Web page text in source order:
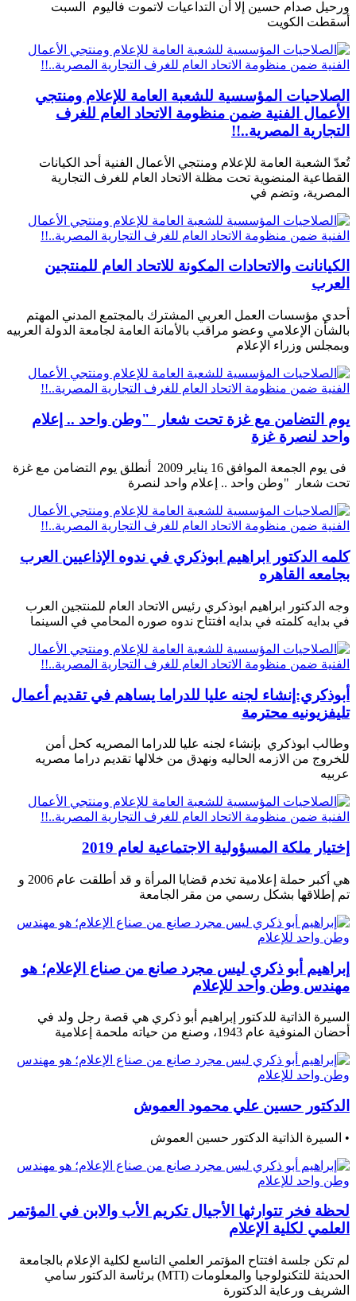
ورحيل صدام حسين إلا أن التداعيات لاتموت فاليوم السبت
أسقطت الكويت
الصلاحيات المؤسسية للشعبة العامة للإعلام ومنتجي
الأعمال الفنية ضمن منظومة الاتحاد العام للغرف
التجارية المصرية..!!
تُعدّ الشعبة العامة للإعلام ومنتجي الأعمال الفنية أحد الكيانات
القطاعية المنضوية تحت مظلة الاتحاد العام للغرف التجارية
المصرية، وتضم في
الكيانانت والاتحادات المكونة للاتحاد العام للمنتجين
العرب
أحدي مؤسسات العمل العربي المشترك بالمجتمع المدني المهتم
بالشأن الإعلامي وعضو مراقب بالأمانة العامة لجامعة الدولة العربيه
وبمجلس وزراء الإعلام
يوم التضامن مع غزة تحت شعار "وطن واحد .. إعلام
واحد لنصرة غزة
فى يوم الجمعة الموافق 16 يناير 2009 أنطلق يوم التضامن مع غزة
تحت شعار "وطن واحد .. إعلام واحد لنصرة
كلمه الدكتور ابراهيم ابوذكري في ندوه الإذاعيين العرب
بجامعه القاهره
وجه الدكتور ابراهيم ابوذكري رئيس الاتحاد العام للمنتجين العرب
في بدايه كلمته في بدايه افتتاح ندوه صوره المحامي في السينما
أبوذكري:إنشاء لجنه عليا للدراما يساهم في تقديم أعمال
تليفزيونيه محترمة
وطالب ابوذكري بإنشاء لجنه عليا للدراما المصريه كحل أمن
للخروج من الازمه الحاليه ونهدق من خلالها تقديم دراما مصريه
عربيه
إختيار ملكة المسؤولية الاجتماعية لعام 2019
هي أكبر حملة إعلامية تخدم قضايا المرأة و قد أطلقت عام 2006 و
تم إطلاقها بشكل رسمي من مقر الجامعة
إبراهيم أبو ذكري ليس مجرد صانع من صناع الإعلام؛ هو
مهندس وطن واحد للإعلام
السيرة الذاتية للدكتور إبراهيم أبو ذكري هي قصة رجل ولد في
أحضان المنوفية عام 1943، وصنع من حياته ملحمة إعلامية
الدكتور حسين علي محمود العموش
• السيرة الذاتية الدكتور حسين العموش
لحظة فخر تتوارثها الأجيال تكريم الأب والابن في المؤتمر
العلمي لكلية الإعلام
لم تكن جلسة افتتاح المؤتمر العلمي التاسع لكلية الإعلام بالجامعة
الحديثة للتكنولوجيا والمعلومات (MTI) برئاسة الدكتور سامي
الشريف ورعاية الدكتورة